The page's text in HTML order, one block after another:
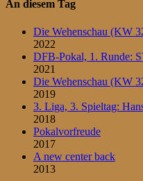
An diesem Tag
Die Wehenschau (KW
2022
DFB-Pokal, 1. Runde:
2021
Die Wehenschau (KW
2019
3. Liga, 3. Spieltag:
2018
Pokalvorfreude
2017
A new center back
2013